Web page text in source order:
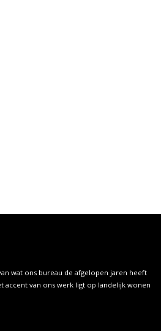
wat ons bureau de afgelopen jaren heeft
accent van ons werk ligt op landelijk wonen